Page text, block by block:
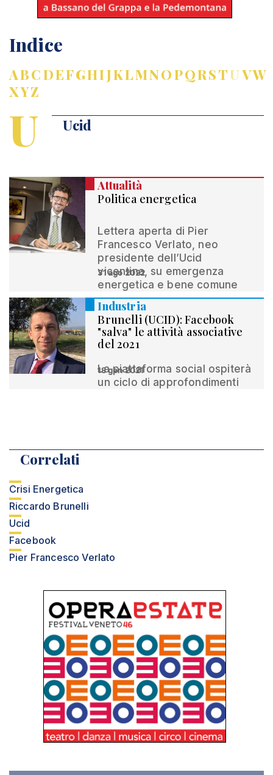
Indice
ABCDEFGHIJKLMNOPQRSTUVW
XYZ
U Ucid
Attualità
Politica energetica
Lettera aperta di Pier
Francesco Verlato, neo
presidente dell’Ucid
vicentina, su emergenza
energetica e bene comune
31 ago 2022
Industria
Brunelli (UCID): Facebook
"salva" le attività associative
del 2021
La piattaforma social ospiterà
un ciclo di approfondimenti
18 gen 2021
Correlati
Crisi Energetica
Riccardo Brunelli
Ucid
Facebook
Pier Francesco Verlato